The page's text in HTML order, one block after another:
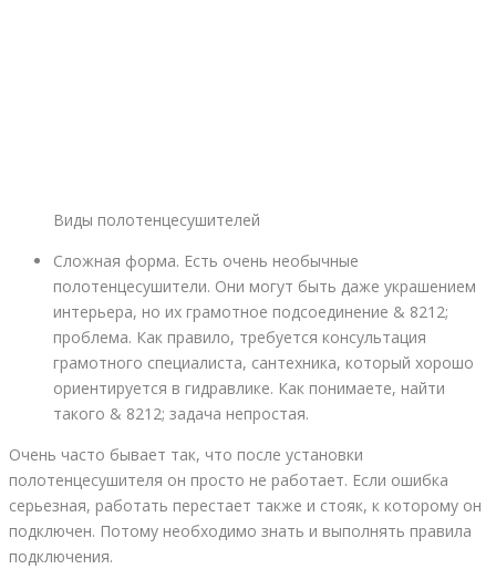
Виды полотенцесушителей
Сложная форма. Есть очень необычные
полотенцесушители. Они могут быть даже украшением
интерьера, но их грамотное подсоединение & 8212;
проблема. Как правило, требуется консультация
грамотного специалиста, сантехника, который хорошо
ориентируется в гидравлике. Как понимаете, найти
такого & 8212; задача непростая.
Очень часто бывает так, что после установки
полотенцесушителя он просто не работает. Если ошибка
серьезная, работать перестает также и стояк, к которому он
подключен. Потому необходимо знать и выполнять правила
подключения.